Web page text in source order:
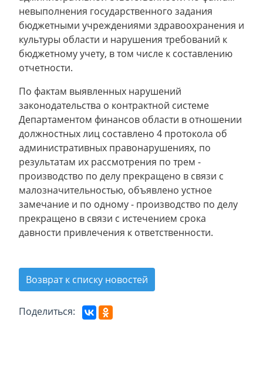
невыполнения государственного задания
бюджетными учреждениями здравоохранения и
культуры области и нарушения требований к
бюджетному учету, в том числе к составлению
отчетности.
По фактам выявленных нарушений
законодательства о контрактной системе
Департаментом финансов области в отношении
должностных лиц составлено 4 протокола об
административных правонарушениях, по
результатам их рассмотрения по трем -
производство по делу прекращено в связи с
малозначительностью, объявлено устное
замечание и по одному - производство по делу
прекращено в связи с истечением срока
давности привлечения к ответственности.
Возврат к списку новостей
Поделиться: